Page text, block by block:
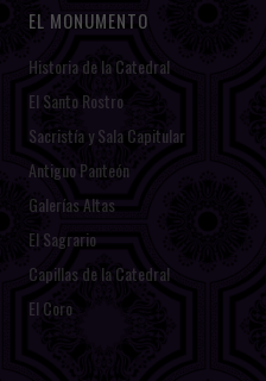
EL MONUMENTO
Historia de la Catedral
El Santo Rostro
Sacristía y Sala Capitular
Antiguo Panteón
Galerías Altas
El Sagrario
Capillas de la Catedral
El Coro